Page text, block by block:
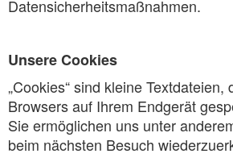
Datensicherheitsmaßnahmen.
Unsere Cookies
„Cookies“ sind kleine Textdateien,
Browsers auf Ihrem Endgerät
Sie ermöglichen uns unter
beim nächsten Besuch